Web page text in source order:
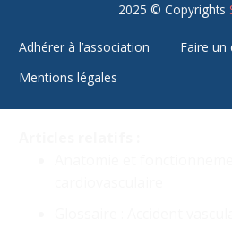
2025 © Copyrights
Adhérer à l’association Faire un
Mentions légales